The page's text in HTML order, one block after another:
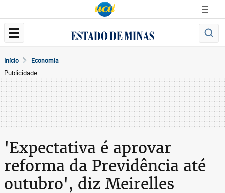
Início Economia
Publicidade
'Expectativa é aprovar
reforma da Previdência até
outubro', diz Meirelles